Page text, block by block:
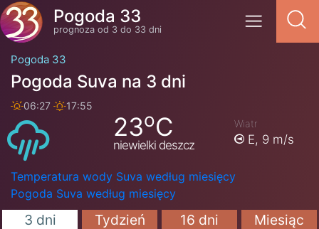
Pogoda 33
prognoza od 3 do 33 dni
Pogoda 33
Pogoda Suva na 3 dni
06:27 17:55
23oC
niewielki deszcz
Wiatr
E, 9 m/s
Temperatura wody Suva według miesięcy
Pogoda Suva według miesięcy
3 dni Tydzień 16 dni Miesiąc